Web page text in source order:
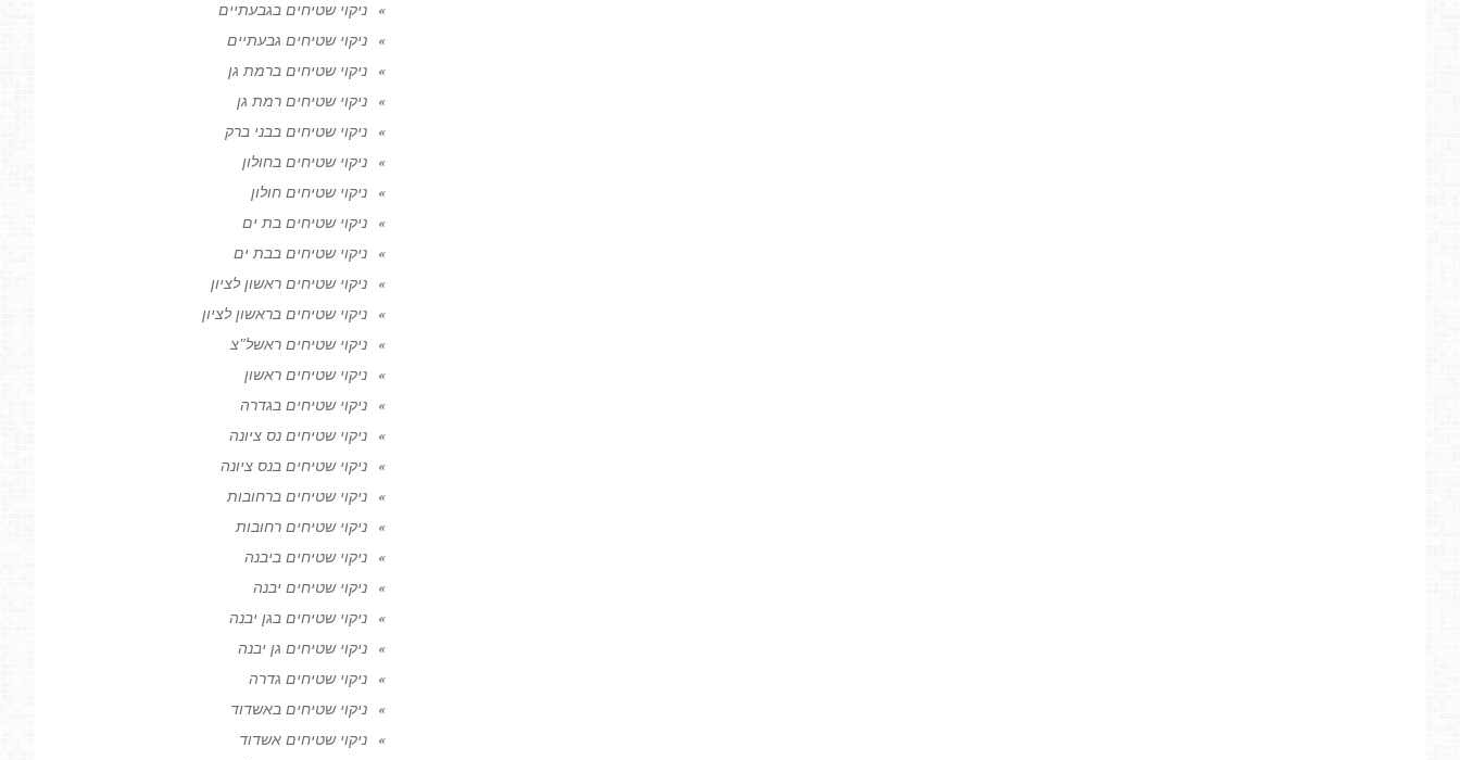
ניקוי שטיחים בגבעתיים
ניקוי שטיחים גבעתיים
ניקוי שטיחים ברמת גן
ניקוי שטיחים רמת גן
ניקוי שטיחים בבני ברק
ניקוי שטיחים בחולון
ניקוי שטיחים חולון
ניקוי שטיחים בת ים
ניקוי שטיחים בבת ים
ניקוי שטיחים ראשון לציון
ניקוי שטיחים בראשון לציון
ניקוי שטיחים ראשל"צ
ניקוי שטיחים ראשון
ניקוי שטיחים בגדרה
ניקוי שטיחים נס ציונה
ניקוי שטיחים בנס ציונה
ניקוי שטיחים ברחובות
ניקוי שטיחים רחובות
ניקוי שטיחים ביבנה
ניקוי שטיחים יבנה
ניקוי שטיחים בגן יבנה
ניקוי שטיחים גן יבנה
ניקוי שטיחים גדרה
ניקוי שטיחים באשדוד
ניקוי שטיחים אשדוד